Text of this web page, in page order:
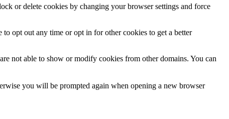
or delete cookies by changing your browser settings and force
opt out any time or opt in for other cookies to get a better
not able to show or modify cookies from other domains. You can
you will be prompted again when opening a new browser